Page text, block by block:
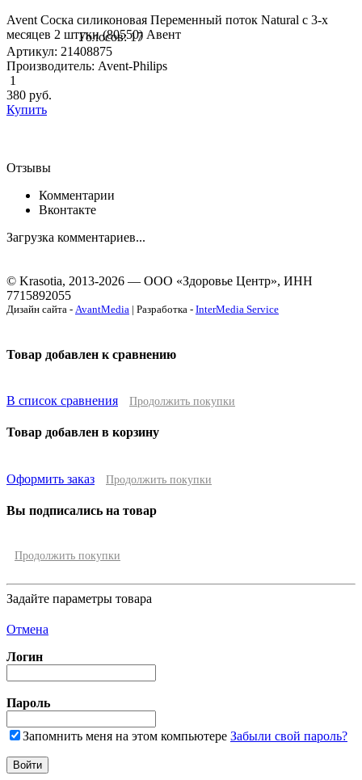
Avent Соска силиконовая Переменный поток Natural с 3-х
месяцев 2 штуки (80550) Авент
Голосов: 17
Артикул: 21408875
Производитель: Avent-Philips
1
380 руб.
Купить
Отзывы
Комментарии
Вконтакте
Загрузка комментариев...
© Krasotia, 2013-2026 — ООО «Здоровье Центр», ИНН
7715892055
Дизайн сайта - AvantMedia | Разработка - InterMedia Service
Товар добавлен к сравнению
В список сравнения Продолжить покупки
Товар добавлен в корзину
Оформить заказ Продолжить покупки
Вы подписались на товар
Продолжить покупки
Задайте параметры товара
Отмена
Логин
Пароль
Запомнить меня на этом компьютере Забыли свой пароль?